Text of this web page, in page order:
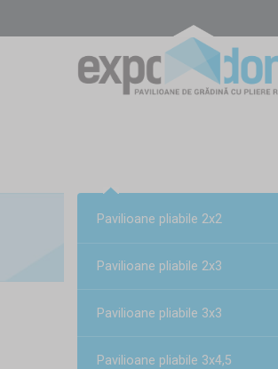
Pavilioane pliabile 2x2
Pavilioane pliabile 2x3
Pavilioane pliabile 3x3
Pavilioane pliabile 3x4,5